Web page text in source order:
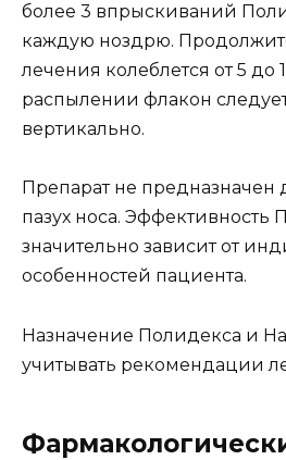
более 3 впрыскиваний
каждую ноздрю.
лечения колеблется от 5 до
распылении флакон
вертикально.
Препарат не
пазух носа. Эффективность
значительно зависит от
особенностей пациента.
Назначение Полидекса и
учитывать рекомендации